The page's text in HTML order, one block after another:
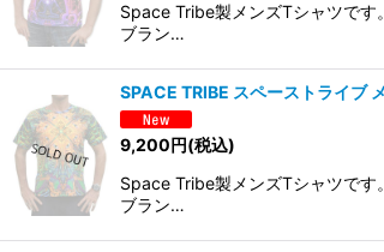
Space Tribe製メンズTシャツです
ブラン…
SPACE TRIBE スペーストライブ
9,200円(税込)
Space Tribe製メンズTシャツです
ブラン…